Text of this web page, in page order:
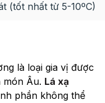
(tốt nhất từ 5-10ºC)
là loại gia vị được
món Âu. Lá xạ
phần không thể